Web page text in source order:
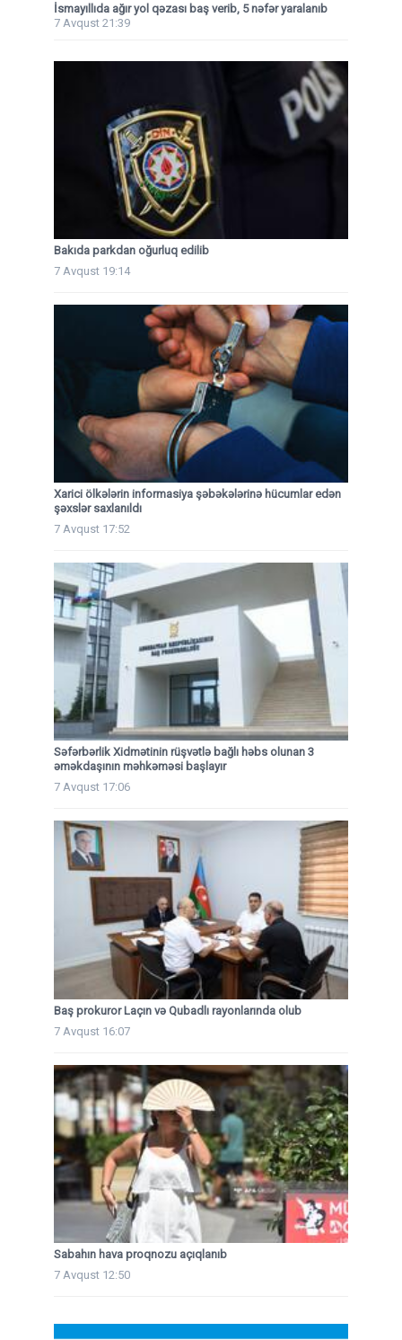
İsmayıllıda ağır yol qəzası baş verib, 5 nəfər yaralanıb
7 Avqust 21:39
Bakıda parkdan oğurluq edilib
7 Avqust 19:14
Xarici ölkələrin informasiya şəbəkələrinə hücumlar edən
şəxslər saxlanıldı
7 Avqust 17:52
Səfərbərlik Xidmətinin rüşvətlə bağlı həbs olunan 3
əməkdaşının məhkəməsi başlayır
7 Avqust 17:06
Baş prokuror Laçın və Qubadlı rayonlarında olub
7 Avqust 16:07
Sabahın hava proqnozu açıqlanıb
7 Avqust 12:50